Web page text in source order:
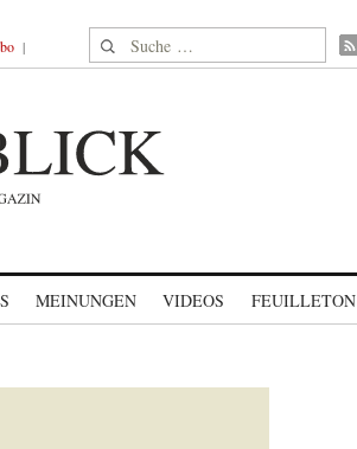
Suche nach:
MEINUNGEN VIDEOS FEUILLETON